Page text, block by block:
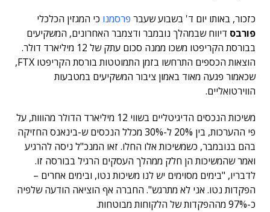
כזכור, באותו יום ד' בשבוע שעבר פרסמנו כי המגזין הכלכלי
פורבס דיווח שבמהלך נובמבר ודצמבר האחרונים, המשקיעים
בבורסת הקריפטו משכו ממנה סכום עתק של 12 מיליארד דולר.
הוצאות הכספים התרחשו בזמן התמוטטות בורסת הקריפטו FTX,
שכאמור פגעה מאוד באמון ציבור המשקיעים במטבעות
הווירטואליים.
משיכות הנכסים הדיגיטליים בשווי 12 מיליארד הדולר מהווות, על
פי ההערכות, בין 20% ל-30% מכלל הנכסים ש-בינאנס החזיקה
בהם בנובמבר, כשמשיכות אלו החלו. זאו המנכ"ל ניסה להרגיע
ואמר שהמשיכות הן חלק ממהלך העסקים הרגיל בבורסה זו.
לדבריו, "בימים מסוימים יש לנו משיכות נטו, ובימים אחרים –
הפקדות נטו. אני לא מתרגש". החברה אף הוציאה הודעה שלפיה
כ-97% מההפקדות של הלקוחות מבוטחות.